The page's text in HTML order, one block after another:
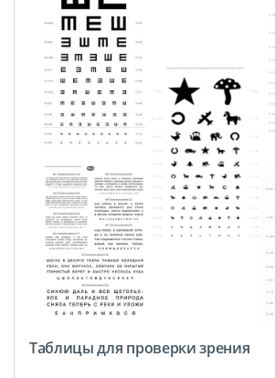
Таблицы для проверки зрения